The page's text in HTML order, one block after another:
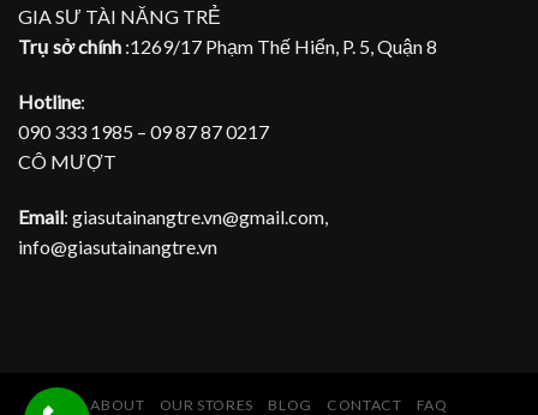
nhà
GIA SƯ TÀI NĂNG TRẺ
Trụ sở chính :1269/17 Phạm Thế Hiển, P. 5, Quận 8
Hotline:
090 333 1985 – 09 87 87 0217
CÔ MƯỢT
Email: giasutainangtre.vn@gmail.com,
info@giasutainangtre.vn
ABOUT OUR STORES BLOG CONTACT FAQ